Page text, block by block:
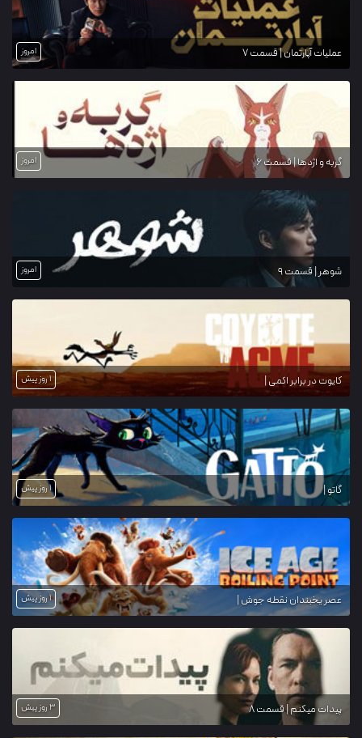
عملیات آپارتمان | قسمت 7 امروز
گربه و اژدها | قسمت 6 امروز
شوهر | قسمت 9 امروز
کایوت در برابر اکمی | 1 روز پیش
گاتو | 1 روز پیش
عصر یخبندان نقطه جوش | 1 روز پیش
پیدات میکنم | قسمت 8 3 روز پیش